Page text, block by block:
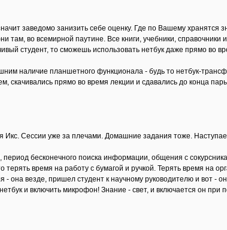
заведомо занизить себе оценку. Где по Вашему
там, во всемирной паутине. Все книги, учебники,
студент, то сможешь использовать нетбук даже прямо во
наличие планшетного функционала - будь то нетбук-
скачивались прямо во время лекции и сдавались до конца
Икс. Сессии уже за плечами. Домашние задания тоже.
бесконечного поиска информации, общения с
терять время на работу с бумагой и ручкой. Терять время на
она везде, пришел студент к научному руководителю и вот -
и включить микрофон! Знание - свет, и включается он при